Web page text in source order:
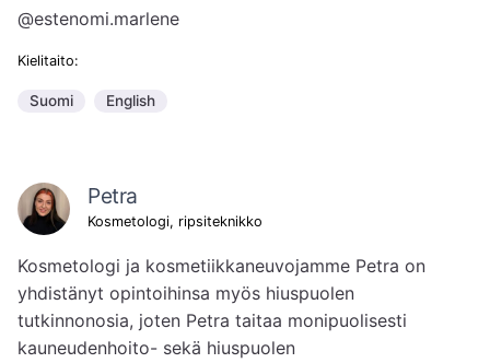
@estenomi.marlene
Kielitaito:
Suomi English
Petra
Kosmetologi, ripsiteknikko
Kosmetologi ja kosmetiikkaneuvojamme Petra on
yhdistänyt opintoihinsa myös hiuspuolen
tutkinnonosia, joten Petra taitaa monipuolisesti
kauneudenhoito- sekä hiuspuolen